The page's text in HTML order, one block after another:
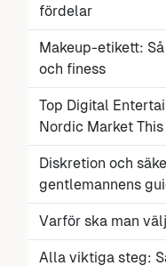
fördelar
Makeup-etikett:
och finess
Top Digital
Nordic Market This
Diskretion och
gentlemannens
Varför ska man
Alla viktiga steg: